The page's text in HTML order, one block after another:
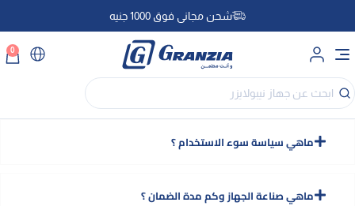
شحن مجاني فوق 1000 جنيه
0
ماهي سياسة سوء الاستخدام ؟
ماهي صناعة الجهاز وكم مدة الضمان ؟